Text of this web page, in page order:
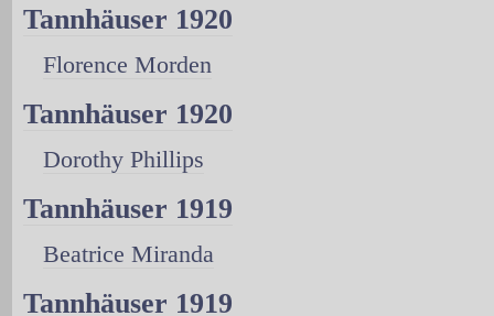
Tannhäuser 1920
Florence Morden
Tannhäuser 1920
Dorothy Phillips
Tannhäuser 1919
Beatrice Miranda
Tannhäuser 1919